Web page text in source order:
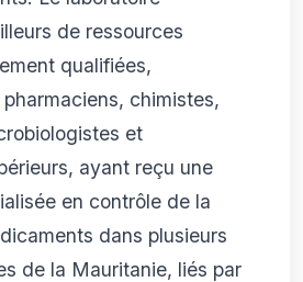
de ressources
qualifiées,
chimistes,
et
ayant reçu une
en contrôle de la
dans plusieurs
de la Mauritanie, liés par